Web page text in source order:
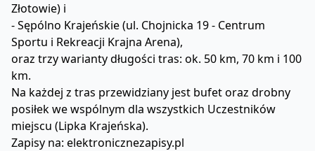
Złotowie) i
- Sępólno Krajeńskie (ul. Chojnicka 19 - Centrum
Sportu i Rekreacji Krajna Arena),
oraz trzy warianty długości tras: ok. 50 km, 70 km i 100
km.
Na każdej z tras przewidziany jest bufet oraz drobny
posiłek we wspólnym dla wszystkich Uczestników
miejscu (Lipka Krajeńska).
Zapisy na: elektronicznezapisy.pl